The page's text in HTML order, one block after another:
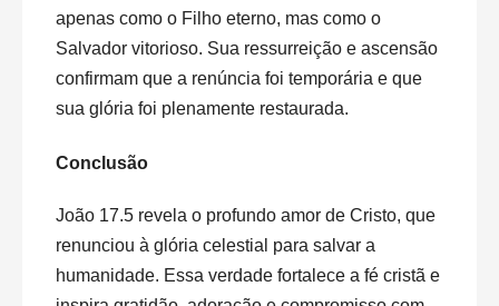
apenas como o Filho eterno, mas como o
Salvador vitorioso. Sua ressurreição e ascensão
confirmam que a renúncia foi temporária e que
sua glória foi plenamente restaurada.
Conclusão
João 17.5 revela o profundo amor de Cristo, que
renunciou à glória celestial para salvar a
humanidade. Essa verdade fortalece a fé cristã e